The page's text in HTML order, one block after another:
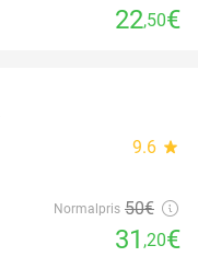
22,50€
9.6 star
Normalpris 50€
31 ,20€